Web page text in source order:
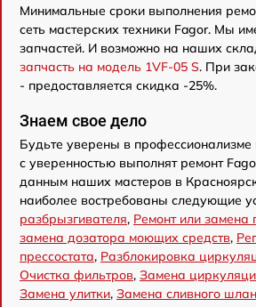
Минимальные сроки выполнения
сеть мастерских техники Fagor. Мы
запчастей. И возможно на наших
запчасть на модель 1VF-05 S. При
- предоставляется скидка -25%.
Знаем свое дело
Будьте уверены в
с уверенностью выполнят ремонт
данным наших мастеров в
наиболее востребованы следующие
разбрызгивателя, Ремонт или замена
замена дозатора моющих средств,
прессостата, Разблокировка
Очистка фильтров, Замена
Замена улитки, Замена сливного